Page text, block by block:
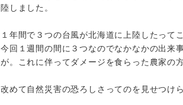
陸しました。
１年間で３つの台風が北海道に上陸したって
今回１週間の間に３つなのでなかなかの出来
が。これに伴ってダメージを食らった農家の
改めて自然災害の恐ろしさってのを見せつけ